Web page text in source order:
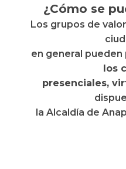
¿Cómo se
Los grupos de
en general
los
presenciales,
la Alcaldía de